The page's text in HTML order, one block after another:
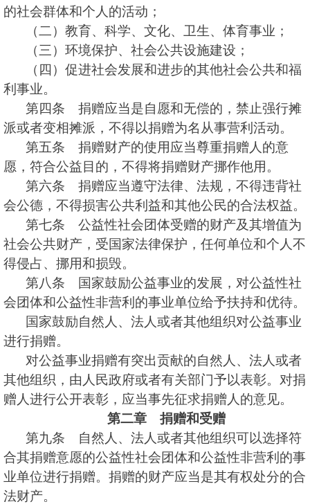
的社会群体和个人的活动；
（二）教育、科学、文化、卫生、体育事业；
（三）环境保护、社会公共设施建设；
（四）促进社会发展和进步的其他社会公共和福
利事业。
第四条 捐赠应当是自愿和无偿的，禁止强行摊
派或者变相摊派，不得以捐赠为名从事营利活动。
第五条 捐赠财产的使用应当尊重捐赠人的意
愿，符合公益目的，不得将捐赠财产挪作他用。
第六条 捐赠应当遵守法律、法规，不得违背社
会公德，不得损害公共利益和其他公民的合法权益。
第七条 公益性社会团体受赠的财产及其增值为
社会公共财产，受国家法律保护，任何单位和个人不
得侵占、挪用和损毁。
第八条 国家鼓励公益事业的发展，对公益性社
会团体和公益性非营利的事业单位给予扶持和优待。
国家鼓励自然人、法人或者其他组织对公益事业
进行捐赠。
对公益事业捐赠有突出贡献的自然人、法人或者
其他组织，由人民政府或者有关部门予以表彰。对捐
赠人进行公开表彰，应当事先征求捐赠人的意见。
第二章 捐赠和受赠
第九条 自然人、法人或者其他组织可以选择符
合其捐赠意愿的公益性社会团体和公益性非营利的事
业单位进行捐赠。捐赠的财产应当是其有权处分的合
法财产。